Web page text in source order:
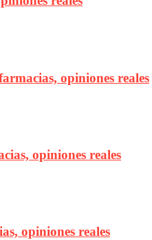
opiniones reales
opiniones reales
opiniones reales